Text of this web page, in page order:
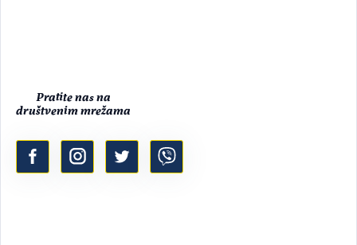
Pratite nas na
društvenim mrežama